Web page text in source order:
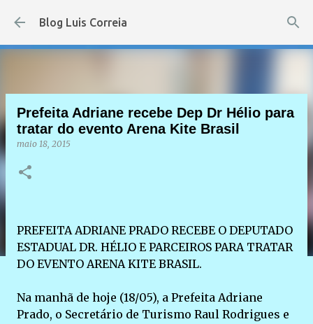
Pular para o conteúdo principal
Blog Luis Correia
Prefeita Adriane recebe Dep Dr Hélio para
tratar do evento Arena Kite Brasil
maio 18, 2015
PREFEITA ADRIANE PRADO RECEBE O DEPUTADO
ESTADUAL DR. HÉLIO E PARCEIROS PARA TRATAR
DO EVENTO ARENA KITE BRASIL.
Na manhã de hoje (18/05), a Prefeita Adriane
Prado, o Secretário de Turismo Raul Rodrigues e